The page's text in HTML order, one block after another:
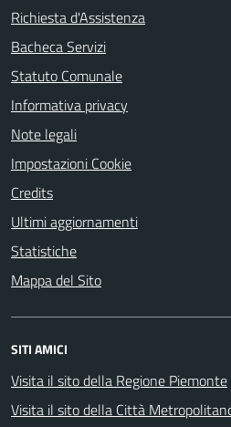
Richiesta d'Assistenza
Bacheca Servizi
Statuto Comunale
Informativa privacy
Note legali
Impostazioni Cookie
Credits
Ultimi aggiornamenti
Statistiche
Mappa del Sito
SITI AMICI
Visita il sito della Regione Piemonte
Visita il sito della Città